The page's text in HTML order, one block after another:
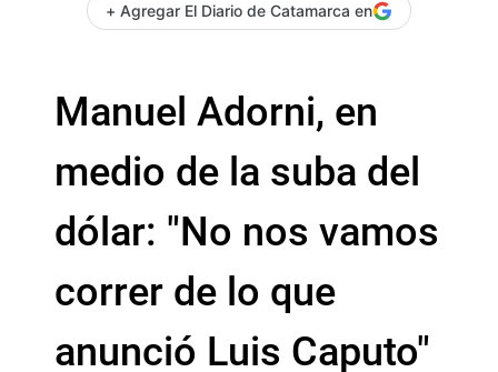
+ Agregar El Diario de Catamarca en
Manuel Adorni, en
medio de la suba del
dólar: "No nos vamos
correr de lo que
anunció Luis Caputo"